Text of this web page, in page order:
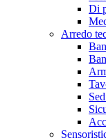
Di
Arredo